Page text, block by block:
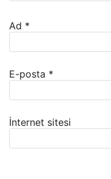
Ad *
E-posta *
İnternet sitesi